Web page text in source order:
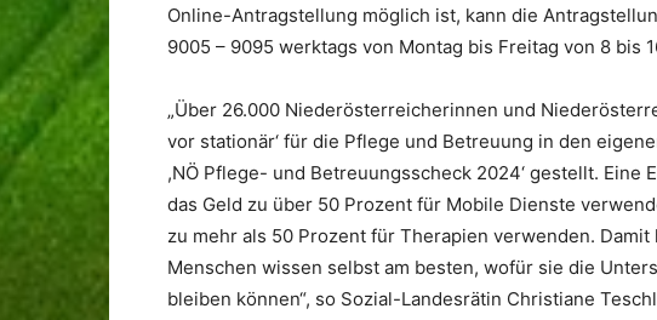
Online-Antragstellung möglich ist, kann die
9005 – 9095 werktags von Montag bis Freitag von 8 bis
„Über 26.000 Niederösterreicherinnen und
vor stationär‘ für die Pflege und Betreuung in den
,NÖ Pflege- und Betreuungsscheck 2024‘ gestellt. Eine
das Geld zu über 50 Prozent für Mobile Dienste
zu mehr als 50 Prozent für Therapien verwenden.
Menschen wissen selbst am besten, wofür sie die
bleiben können“, so Sozial-Landesrätin Christiane